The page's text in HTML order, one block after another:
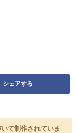
シェアする
て制作されていま